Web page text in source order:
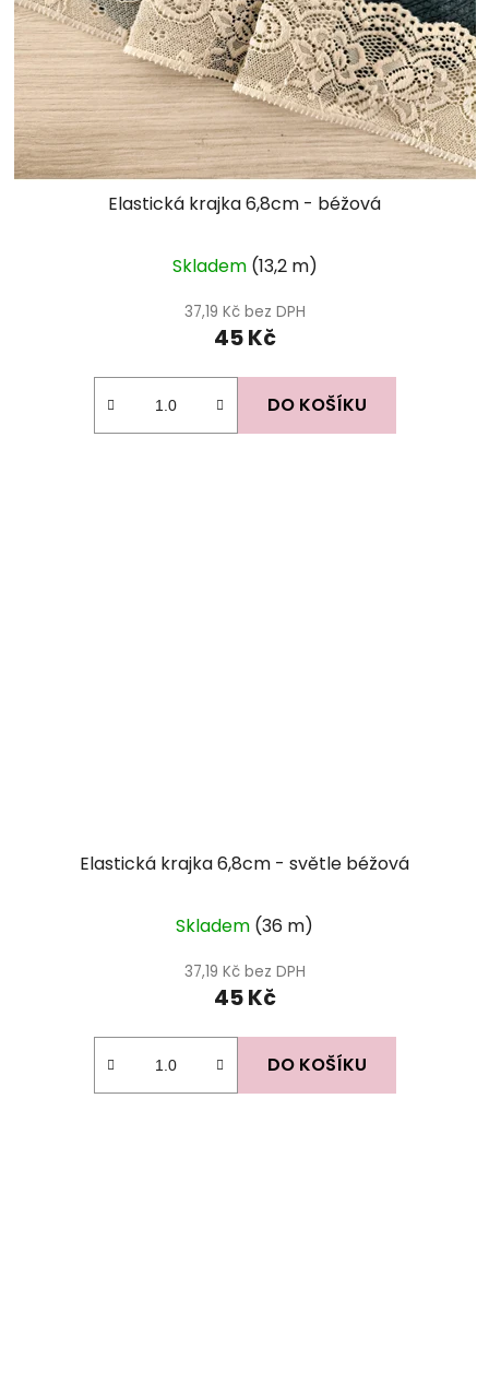
Elastická krajka 6,8cm - béžová
hodnocení
produktu
je
Skladem (13,2 m)
37,19 Kč bez DPH
45 Kč
DO KOŠÍKU
Elastická krajka 6,8cm - světle béžová
Skladem (36 m)
37,19 Kč bez DPH
45 Kč
DO KOŠÍKU